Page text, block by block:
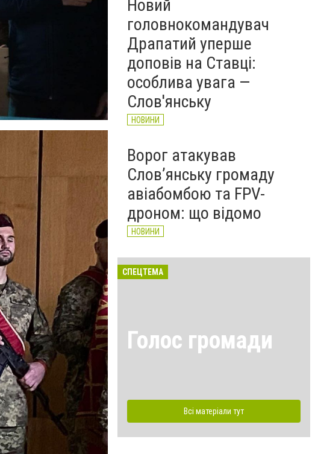
Новий
головнокомандувач
Драпатий уперше
доповів на Ставці:
особлива увага —
Слов'янську
НОВИНИ
Ворог атакував
Слов’янську громаду
авіабомбою та FPV-
дроном: що відомо
НОВИНИ
СПЕЦТЕМА
Голос громади
Всі матеріали тут